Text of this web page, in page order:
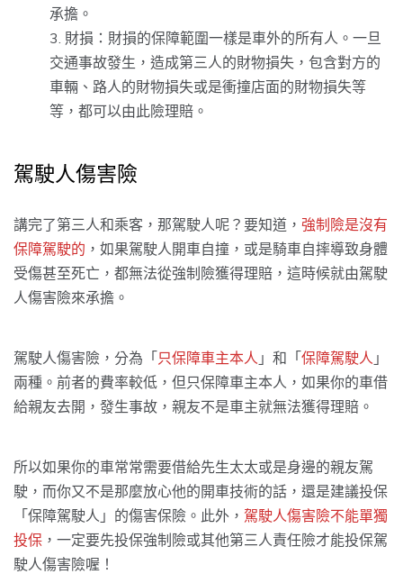
承擔。
財損：財損的保障範圍一樣是車外的所有人。一旦
交通事故發生，造成第三人的財物損失，包含對方的
車輛、路人的財物損失或是衝撞店面的財物損失等
等，都可以由此險理賠。
駕駛人傷害險
講完了第三人和乘客，那駕駛人呢？要知道， 強制險是沒有
保障駕駛的 ，如果駕駛人開車自撞，或是騎車自摔導致身體
受傷甚至死亡，都無法從強制險獲得理賠，這時候就由駕駛
人傷害險來承擔。
駕駛人傷害險，分為「只保障車主本人 」和「保障駕駛人 」
兩種。前者的費率較低，但只保障車主本人，如果你的車借
給親友去開，發生事故，親友不是車主就無法獲得理賠。
所以如果你的車常常需要借給先生太太或是身邊的親友駕
駛，而你又不是那麼放心他的開車技術的話，還是建議投保
「保障駕駛人」的傷害保險。此外， 駕駛人傷害險不能單獨
投保 ，一定要先投保強制險或其他第三人責任險才能投保駕
駛人傷害險喔！